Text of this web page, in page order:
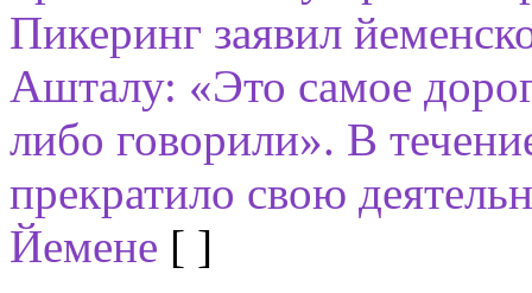
Пикеринг заявил
Ашталу: «Это самое
либо говорили». В
прекратило свою
Йемене [ ]